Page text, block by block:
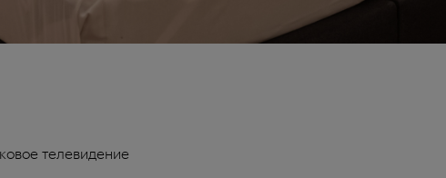
телевидение